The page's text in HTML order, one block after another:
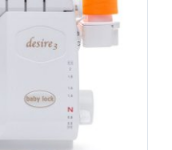
DETAILS